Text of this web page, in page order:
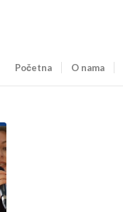
Početna O nama